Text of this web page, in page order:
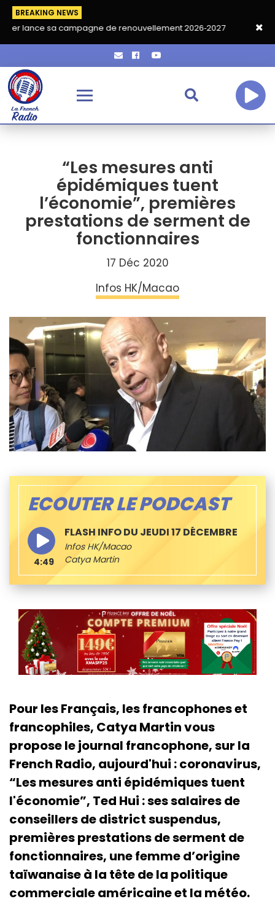
BREAKING NEWS
campagne de renouvellement 2026‑2027 Grand café de
“Les mesures anti
épidémiques tuent
l’économie”, premières
prestations de serment de
fonctionnaires
17 Déc 2020
Infos HK/Macao
ECOUTER LE PODCAST
FLASH INFO DU JEUDI 17 DÉCEMBRE
Infos HK/Macao
Catya Martin
4:49
Pour les Français, les francophones et
francophiles, Catya Martin vous
propose le journal francophone, sur la
French Radio, aujourd'hui : coronavirus,
“Les mesures anti épidémiques tuent
l'économie”, Ted Hui : ses salaires de
conseillers de district suspendus,
premières prestations de serment de
fonctionnaires, une femme d’origine
taïwanaise à la tête de la politique
commerciale américaine et la météo.